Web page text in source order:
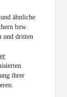
ähnliche
bzw.
und dritten
ihrer